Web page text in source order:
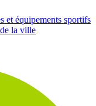
et équipements sportifs
la ville